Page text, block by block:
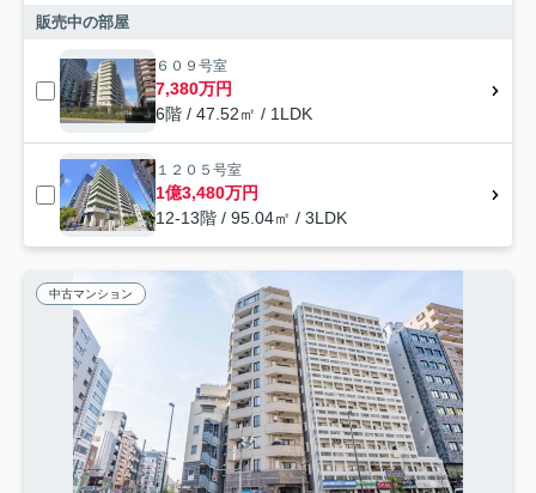
販売中の部屋
６０９号室
7,380万円
6階 / 47.52㎡ / 1LDK
１２０５号室
1億3,480万円
12-13階 / 95.04㎡ / 3LDK
中古マンション